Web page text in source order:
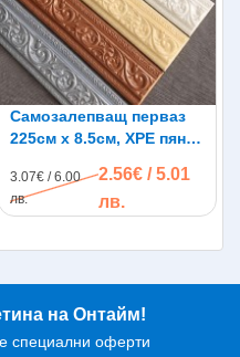
Самозалепващ перваз
225см х 8.5см, XPE пяна,
3.07€ / 6.00
лв.
2.56€ / 5.01
лв.
на Онтайм!
специални оферти